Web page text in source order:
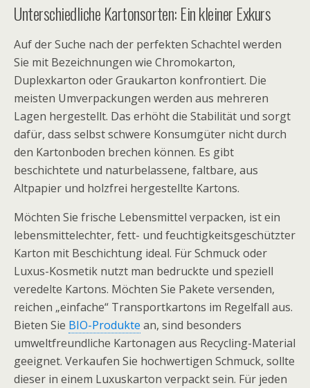
Unterschiedliche Kartonsorten: Ein kleiner Exkurs
Auf der Suche nach der perfekten Schachtel werden
Sie mit Bezeichnungen wie Chromokarton,
Duplexkarton oder Graukarton konfrontiert. Die
meisten Umverpackungen werden aus mehreren
Lagen hergestellt. Das erhöht die Stabilität und sorgt
dafür, dass selbst schwere Konsumgüter nicht durch
den Kartonboden brechen können. Es gibt
beschichtete und naturbelassene, faltbare, aus
Altpapier und holzfrei hergestellte Kartons.
Möchten Sie frische Lebensmittel verpacken, ist ein
lebensmittelechter, fett- und feuchtigkeitsgeschützter
Karton mit Beschichtung ideal. Für Schmuck oder
Luxus-Kosmetik nutzt man bedruckte und speziell
veredelte Kartons. Möchten Sie Pakete versenden,
reichen „einfache“ Transportkartons im Regelfall aus.
Bieten Sie BIO-Produkte an, sind besonders
umweltfreundliche Kartonagen aus Recycling-Material
geeignet. Verkaufen Sie hochwertigen Schmuck, sollte
dieser in einem Luxuskarton verpackt sein. Für jeden